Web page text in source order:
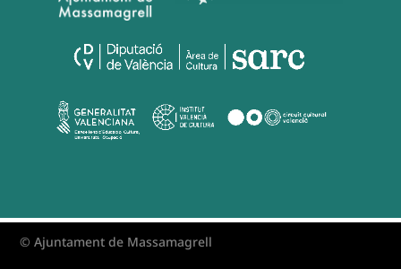
© Ajuntament de Massamagrell